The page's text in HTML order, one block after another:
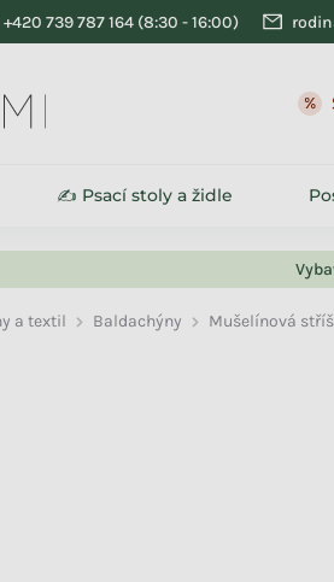
+420 739 787 164
✍️ Psací stoly a židle
a textil Baldachýny Mušelínová